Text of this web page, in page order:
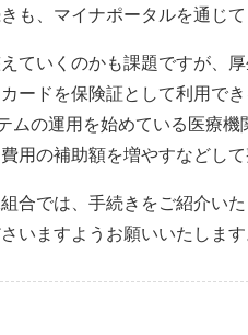
も、マイナポータルを通じ
ていくのかも課題ですが、厚
ードを保険証として利用で
の運用を始めている医療機
用の補助額を増やすなどし
合では、手続きをご紹介い
いますようお願いいたします